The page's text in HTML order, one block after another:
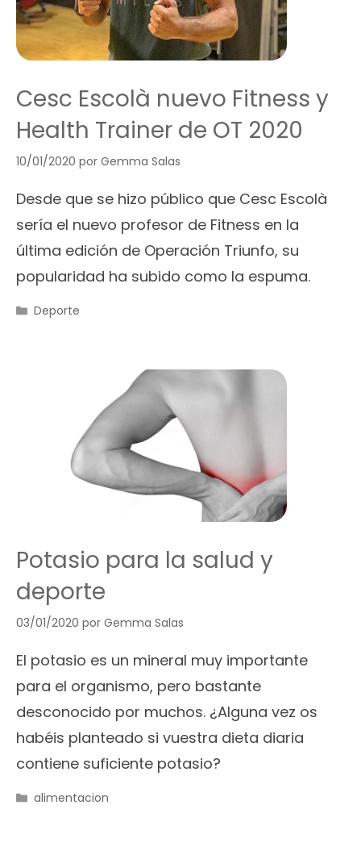
Cesc Escolà nuevo Fitness y
Health Trainer de OT 2020
10/01/2020 por Gemma Salas
Desde que se hizo público que Cesc Escolà
sería el nuevo profesor de Fitness en la
última edición de Operación Triunfo, su
popularidad ha subido como la espuma.
Categorías
Deporte
Potasio para la salud y
deporte
03/01/2020 por Gemma Salas
El potasio es un mineral muy importante
para el organismo, pero bastante
desconocido por muchos. ¿Alguna vez os
habéis planteado si vuestra dieta diaria
contiene suficiente potasio?
Categorías
alimentacion